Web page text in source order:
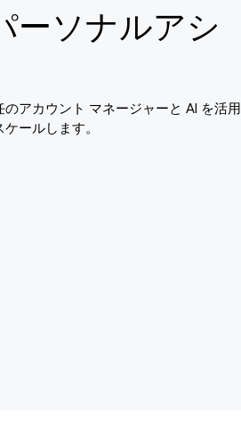
ーソナルアシ
アカウント マネージャーと AI を活用
ールします。